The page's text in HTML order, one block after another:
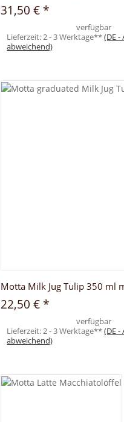
31,50 € *
verfügbar
Lieferzeit:2 - 3 Werktage**(DE -
abweichend)
Motta Milk Jug Tulip 350 ml
22,50 € *
verfügbar
Lieferzeit:2 - 3 Werktage**(DE -
abweichend)